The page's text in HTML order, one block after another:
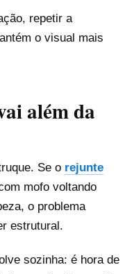
repetir a
o visual mais
além da
Se o rejunte
mofo voltando
o problema
estrutural.
sozinha: é hora de